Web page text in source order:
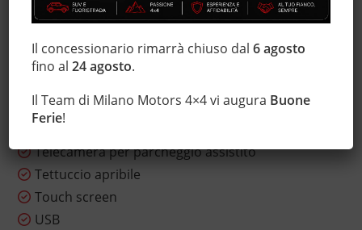
Sensori di parcheggio posteriori
Servosterzo
Sistema di visione notturna
Specchietti laterali elettrici
Telecamera per parcheggio assistito
Tettuccio apribile
Touch screen
USB
Il concessionario rimarrà chiuso dal6 agosto
fino al24 agosto.
Il Team di Milano Motors 4×4 vi augura Buone
Ferie!